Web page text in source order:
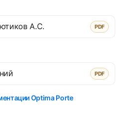
А.С. PDF
PDF
Optima Porte